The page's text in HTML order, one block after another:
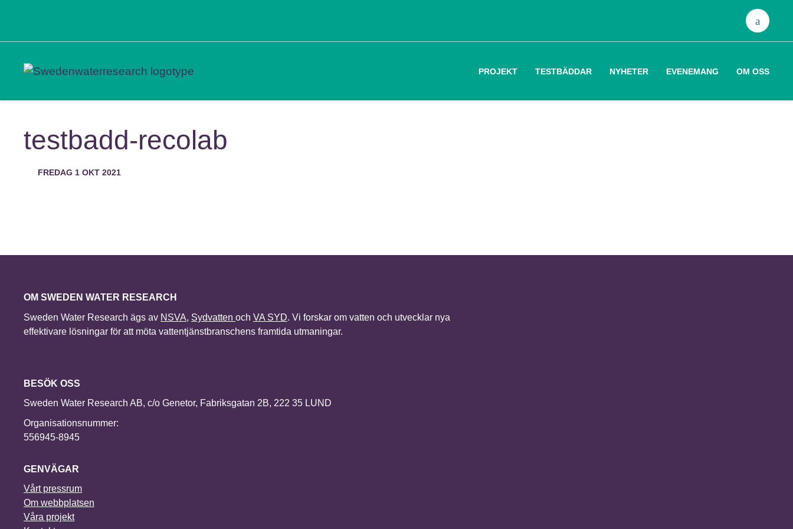
Sök
PROJEKT TESTBÄDDAR NYHETER EVENEMANG OM OSS
testbadd-recolab
FREDAG 1 OKT 2021
OM SWEDEN WATER RESEARCH
Sweden Water Research ägs av NSVA, Sydvatten och VA SYD. Vi forskar om vatten och utvecklar nya
effektivare lösningar för att möta vattentjänstbranschens framtida utmaningar.
BESÖK OSS
Sweden Water Research AB, c/o Genetor, Fabriksgatan 2B, 222 35 LUND
Organisationsnummer:
556945-8945
GENVÄGAR
Vårt pressrum
Om webbplatsen
Våra projekt